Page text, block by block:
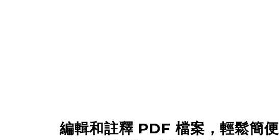
編輯和註釋 PDF 檔案，輕鬆簡便